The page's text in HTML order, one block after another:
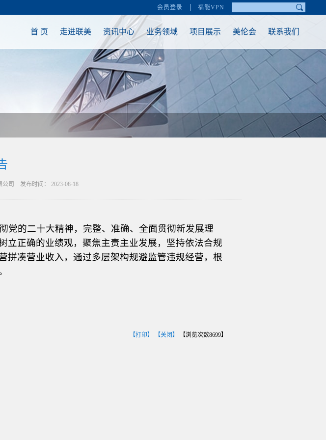
会员登录 福能VPN
首 页 走进联美 资讯中心 业务领域 项目展示 美伦会 联系我们
公司 发布时间： 2023-08-18
党的二十大精神，完整、准确、全面贯彻新发展理
立正确的业绩观，聚焦主责主业发展，坚持依法合规
拼凑营业收入，通过多层架构规避监管违规经营，根
【打印】 【关闭】 【浏览次数8699】